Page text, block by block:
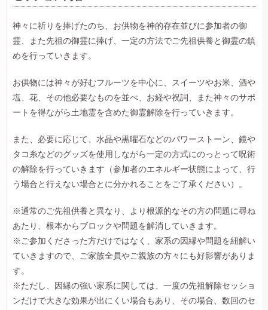
神々に祈りを捧げたのち、お供物を神的存在並びに参加者の御
霊、また先祖の御霊に捧げ、一定の方法でご先祖供養と御霊の鎮
めを行っていきます。
お供物には神々が好むフルーツを中心に、スイーツやお米、酒や
塩、花、その他必要なものを並べ、お経や祝詞、また神々のサポ
ートを得ながら土地霊を含めた御霊解除を行っていきます。
また、必要に応じて、水晶や黒曜石などのパワーストーン、鏡や
タコ糸などのグッズを使用しながら一定の方式にのっとって呪術
の解除を行っていきます（参加者のエネルギー状態によって、行
う場合と行えない場合とに分かれることをご了承ください）。
※通常のご先祖供養と異なり、より根源的なその方の問題に尋ね
あたり、根本からブロックや問題を解消していきます。
※ご参加くださった方だけではなく、家系の因縁や問題を紐解い
ていきますので、ご家族全員やご親族の方々にも好影響がありま
す。
※ただし、因縁の強い家系に関しては、一度の先祖解除セッショ
ンだけで大きな効果が出にくい場合もあり、その場合、数回のセ